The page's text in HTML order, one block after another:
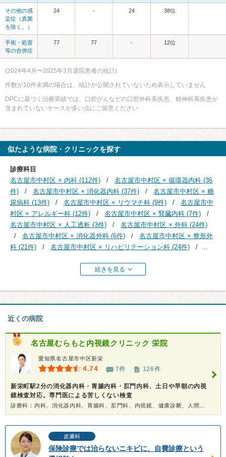
その他の感
染症（真菌
を除く。）
24 - 24 38位
手術・処置
等の合併症
77 77 - 12位
(2024年4月〜2025年3月退院患者の統計)
件数が10件未満の場合は、統計が公開されていないため表示していません
DPCに基づく治療実績では、口腔がんなどの口腔外科系疾患、精神科系疾患が
含まれていないケースが多い点にご留意ください
似たような病院・クリニックを探す
診療科目
名古屋市中村区 × 内科 (112件)
名古屋市中村区 × 循環器内科 (36
件)
名古屋市中村区 × 消化器内科 (37件)
名古屋市中村区 × 糖
尿病科 (13件)
名古屋市中村区 × リウマチ科 (9件)
名古屋市中
村区 × アレルギー科 (12件)
名古屋市中村区 × 腎臓内科 (7件)
名古屋市中村区 × 人工透析 (3件)
名古屋市中村区 × 外科 (24件)
名古屋市中村区 × 消化器外科 (6件)
名古屋市中村区 × 整形外
科 (21件)
名古屋市中村区 × リハビリテーション科 (24件)
続きを見る
近くの病院
名古屋むらもと内視鏡クリニック 栄院
愛知県名古屋市中区新栄
4.74 7件 126件
新栄町駅2分の消化器内科・胃腸内科・肛門内科、土日や早朝の内視
鏡検査対応。専門医による苦しくない検査
皮膚科
保険診療では治らないニキビに、自費診療という